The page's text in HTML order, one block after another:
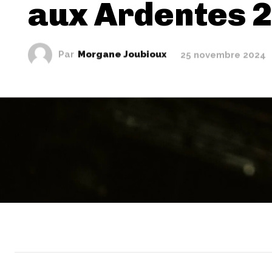
aux Ardentes
Par Morgane Joubioux 25 novembre 2024